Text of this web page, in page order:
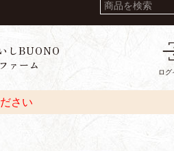
しBUONO
ファーム
ログ
さい